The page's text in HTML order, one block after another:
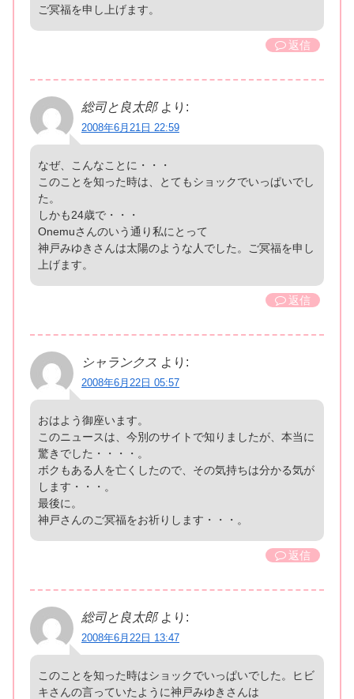
ご冥福を申し上げます。
返信
総司と良太郎 より:
2008年6月21日 22:59
なぜ、こんなことに・・・
このことを知った時は、とてもショックでいっぱいでし
た。
しかも24歳で・・・
Onemuさんのいう通り私にとって
神戸みゆきさんは太陽のような人でした。ご冥福を申し
上げます。
返信
シャランクス より:
2008年6月22日 05:57
おはよう御座います。
このニュースは、今別のサイトで知りましたが、本当に
驚きでした・・・・。
ボクもある人を亡くしたので、その気持ちは分かる気が
します・・・。
最後に。
神戸さんのご冥福をお祈りします・・・。
返信
総司と良太郎 より:
2008年6月22日 13:47
このことを知った時はショックでいっぱいでした。ヒビ
キさんの言っていたように神戸みゆきさんは